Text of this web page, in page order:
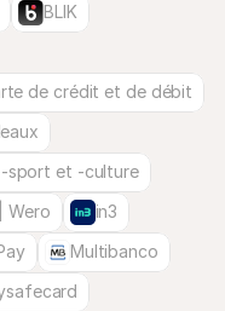
BLIK
de crédit et de débit
-sport et -culture
Wero
in3
Multibanco